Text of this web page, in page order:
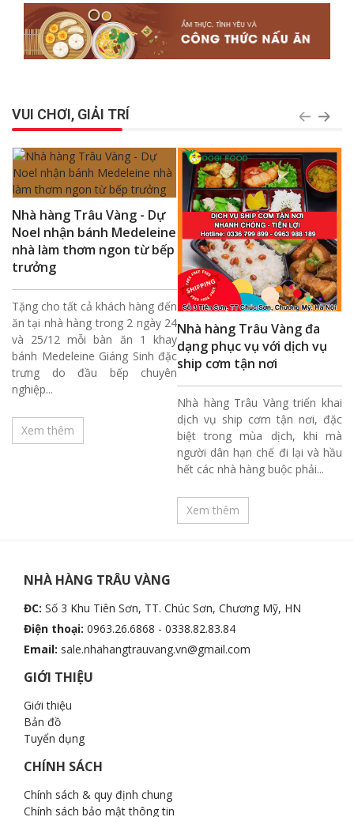
VUI CHƠI, GIẢI TRÍ
Nhà hàng Trâu Vàng - Dự
Noel nhận bánh Medeleine
nhà làm thơm ngon từ bếp
trưởng
Tặng cho tất cả khách hàng đến
ăn tại nhà hàng trong 2 ngày 24
và 25/12 mỗi bàn ăn 1 khay
bánh Medeleine Giáng Sinh đặc
trưng do đầu bếp chuyên
nghiệp...
Xem thêm
Nhà hàng Trâu Vàng đa
dạng phục vụ với dịch vụ
ship cơm tận nơi
Nhà hàng Trâu Vàng triển khai
dịch vụ ship cơm tận nơi, đặc
biệt trong mùa dịch, khi mà
người dân hạn chế đi lại và hầu
hết các nhà hàng buộc phải...
Xem thêm
NHÀ HÀNG TRÂU VÀNG
ĐC: Số 3 Khu Tiên Sơn, TT. Chúc Sơn, Chương Mỹ, HN
Điện thoại: 0963.26.6868 - 0338.82.83.84
Email: sale.nhahangtrauvang.vn@gmail.com
GIỚI THIỆU
Giới thiệu
Bản đồ
Tuyển dụng
CHÍNH SÁCH
Chính sách & quy định chung
Chính sách bảo mật thông tin